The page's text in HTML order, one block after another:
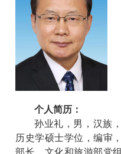
个人简历：
孙业礼，男，汉族
历史学硕士学位，编审
部长，文化和旅游部党